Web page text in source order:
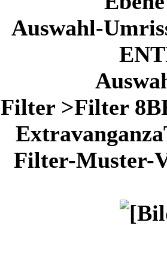
Auswahl-
Filter >Filter
Filter-Muster-